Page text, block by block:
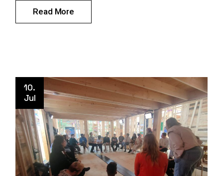
Read More
10.
Jul